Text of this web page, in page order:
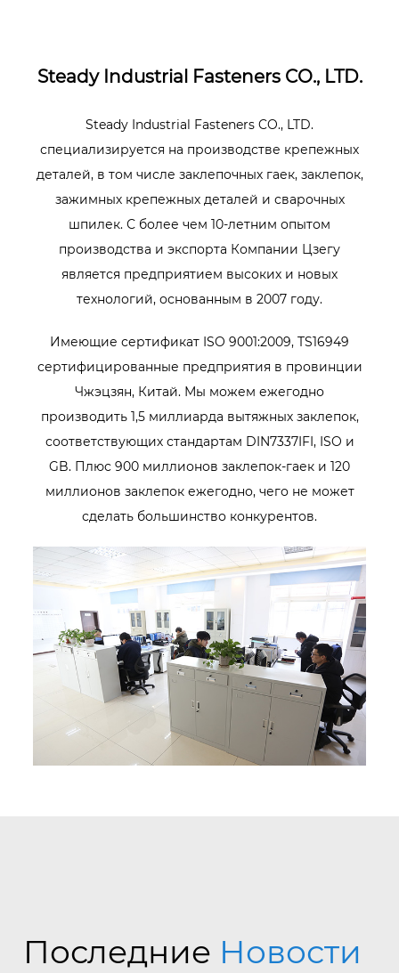
Steady Industrial Fasteners CO., LTD.
Steady Industrial Fasteners CO., LTD.
специализируется на производстве крепежных
деталей, в том числе заклепочных гаек, заклепок,
зажимных крепежных деталей и сварочных
шпилек. С более чем 10-летним опытом
производства и экспорта Компании Цзегу
является предприятием высоких и новых
технологий, основанным в 2007 году.
Имеющие сертификат ISO 9001:2009, TS16949
сертифицированные предприятия в провинции
Чжэцзян, Китай. Мы можем ежегодно
производить 1,5 миллиарда вытяжных заклепок,
соответствующих стандартам DIN7337IFI, ISO и
GB. Плюс 900 миллионов заклепок-гаек и 120
миллионов заклепок ежегодно, чего не может
сделать большинство конкурентов.
Последние Новости